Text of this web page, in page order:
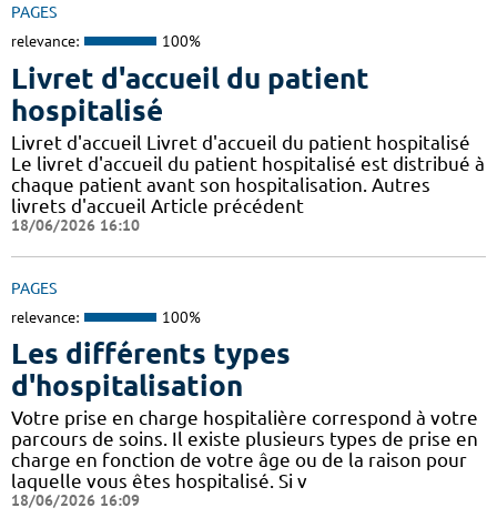
PAGES
relevance: 100%
Livret d'accueil du patient
hospitalisé
Livret d'accueil Livret d'accueil du patient hospitalisé
Le livret d'accueil du patient hospitalisé est distribué à
chaque patient avant son hospitalisation. Autres
livrets d'accueil Article précédent
18/06/2026 16:10
PAGES
relevance: 100%
Les différents types
d'hospitalisation
Votre prise en charge hospitalière correspond à votre
parcours de soins. Il existe plusieurs types de prise en
charge en fonction de votre âge ou de la raison pour
laquelle vous êtes hospitalisé. Si v
18/06/2026 16:09